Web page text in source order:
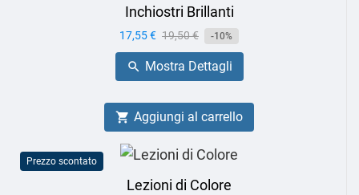
Inchiostri Brillanti
Prezzo
17,55 € Prezzo
base
19,50 € -10%
 Mostra Dettagli
 Aggiungi al carrello
Prezzo scontato
Lezioni di Colore